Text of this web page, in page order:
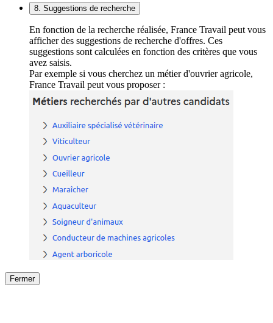
8. Suggestions de recherche
En fonction de la recherche réalisée, France Travail peut vous
afficher des suggestions de recherche d'offres. Ces
suggestions sont calculées en fonction des critères que vous
avez saisis.
Par exemple si vous cherchez un métier d'ouvrier agricole,
France Travail peut vous proposer :
Fermer